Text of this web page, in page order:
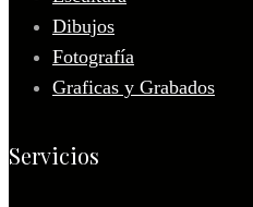
Dibujos
Fotografía
Graficas y Grabados
Servicios